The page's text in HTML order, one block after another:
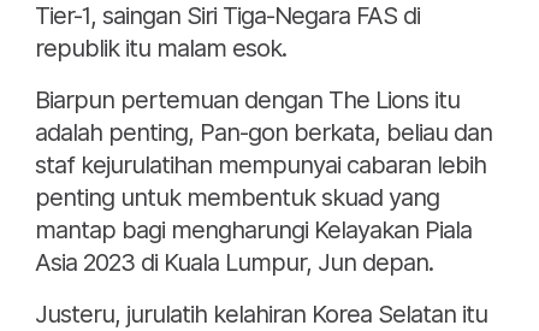
Tier-1, saingan Siri Tiga-Negara FAS di
republik itu malam esok.
Biarpun pertemuan dengan The Lions itu
adalah penting, Pan-gon berkata, beliau dan
staf kejurulatihan mempunyai cabaran lebih
penting untuk membentuk skuad yang
mantap bagi mengharungi Kelayakan Piala
Asia 2023 di Kuala Lumpur, Jun depan.
Justeru, jurulatih kelahiran Korea Selatan itu